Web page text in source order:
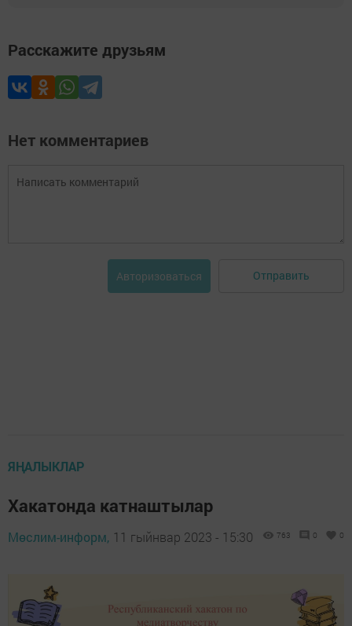
Расскажите друзьям
Нет комментариев
Авторизоваться Отправить
ЯҢАЛЫКЛАР
Хакатонда катнаштылар
Мөслим-информ, 11 гыйнвар 2023 - 15:30 763 0 0